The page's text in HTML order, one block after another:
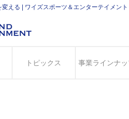
える | ワイズスポーツ＆エンターテイメント
トピックス 事業ラインナ